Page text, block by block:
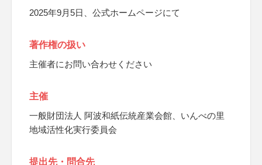
2025年9月5日、公式ホームページにて
著作権の扱い
主催者にお問い合わせください
主催
一般財団法人 阿波和紙伝統産業会館、いんべの里
地域活性化実行委員会
提出先・問合先